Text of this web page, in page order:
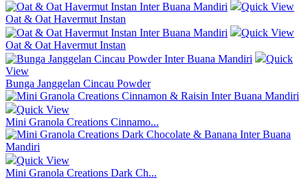
Quick View
Oat & Oat Havermut Instan
Quick View
Oat & Oat Havermut Instan
Quick
View
Bunga Janggelan Cincau Powder
Quick View
Mini Granola Creations Cinnamo...
Quick View
Mini Granola Creations Dark Ch...